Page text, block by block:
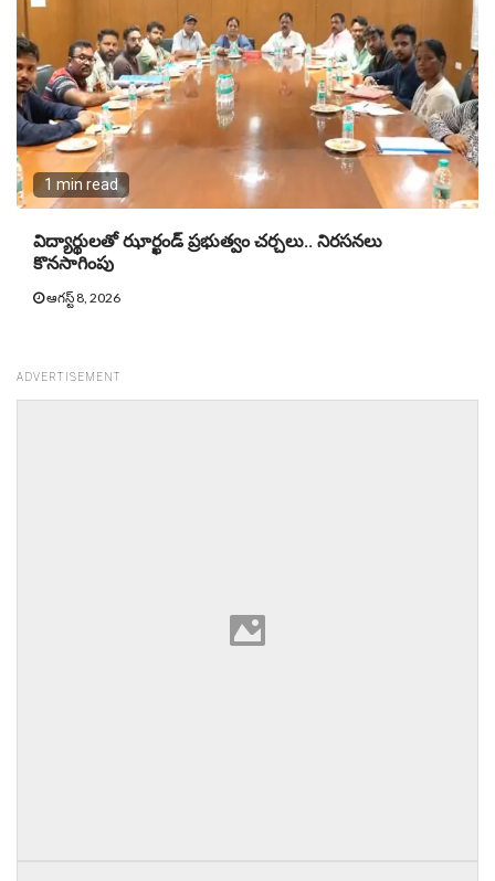
1 min read
విద్యార్థులతో ఝార్ఖండ్ ప్రభుత్వం చర్చలు.. నిరసనలు
కొనసాగింపు
ఆగస్ట్ 8, 2026
ADVERTISEMENT